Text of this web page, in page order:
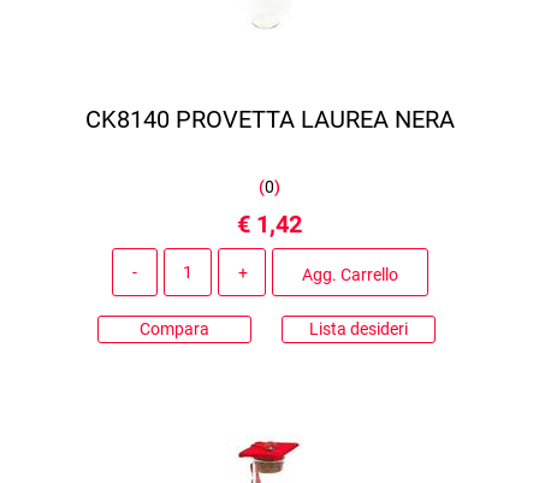
CK8140 PROVETTA LAUREA NERA
(0)
€ 1,42
Agg. Carrello
Compara Lista desideri